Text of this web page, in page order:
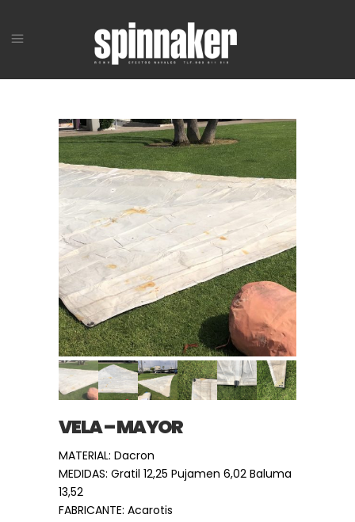
VELA – MAYOR
MATERIAL: Dacron
MEDIDAS: Gratil 12,25 Pujamen 6,02 Baluma
13,52
FABRICANTE: Acarotis